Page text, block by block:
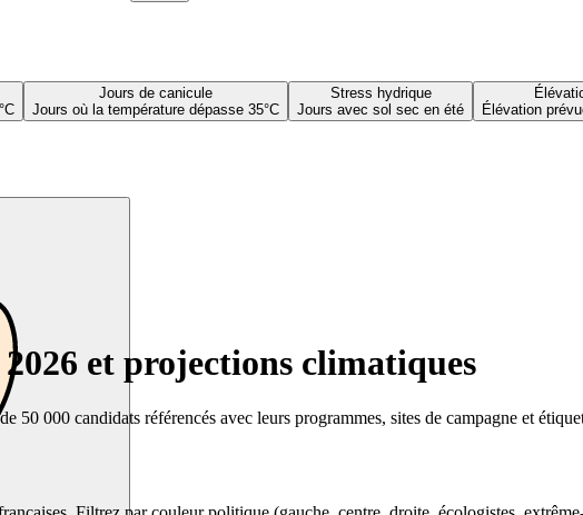
Jours de canicule
Jours où la température dépasse 35°C
Stress hydrique
Jours avec sol sec en été
Élévation
et projections climatiques
000 candidats référencés avec leurs programmes, sites de campagne et